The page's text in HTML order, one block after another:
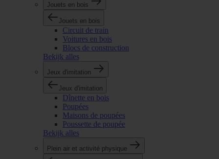
Jouets en bois
Jouets en bois
Circuit de train
Voitures en bois
Blocs de construction
Bekijk alles
Jeux d'imitation
Jeux d'imitation
Dînette en bois
Poupées
Maisons de poupées
Poussette de poupée
Bekijk alles
Plein air et activité physique